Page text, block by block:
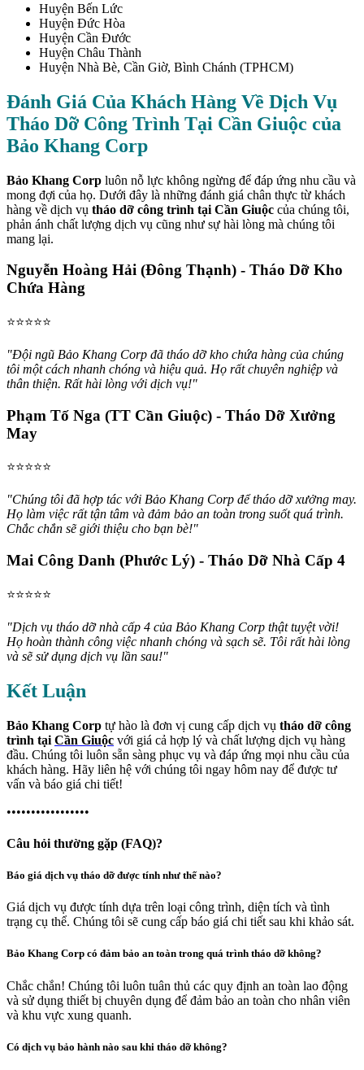
Huyện Bến Lức
Huyện Đức Hòa
Huyện Cần Đước
Huyện Châu Thành
Huyện Nhà Bè, Cần Giờ, Bình Chánh (TPHCM)
Đánh Giá Của Khách Hàng Về Dịch Vụ
Tháo Dỡ Công Trình Tại Cần Giuộc của
Bảo Khang Corp
Bảo Khang Corp luôn nỗ lực không ngừng để đáp ứng nhu cầu và
mong đợi của họ. Dưới đây là những đánh giá chân thực từ khách
hàng về dịch vụ tháo dỡ công trình tại Cần Giuộc của chúng tôi,
phản ánh chất lượng dịch vụ cũng như sự hài lòng mà chúng tôi
mang lại.
Nguyễn Hoàng Hải (Đông Thạnh) - Tháo Dỡ Kho
Chứa Hàng
⭐️⭐️⭐️⭐️⭐️
"Đội ngũ Bảo Khang Corp đã tháo dỡ kho chứa hàng của chúng
tôi một cách nhanh chóng và hiệu quả. Họ rất chuyên nghiệp và
thân thiện. Rất hài lòng với dịch vụ!"
Phạm Tố Nga (TT Cần Giuộc) - Tháo Dỡ Xưởng
May
⭐️⭐️⭐️⭐️⭐️
"Chúng tôi đã hợp tác với Bảo Khang Corp để tháo dỡ xưởng may.
Họ làm việc rất tận tâm và đảm bảo an toàn trong suốt quá trình.
Chắc chắn sẽ giới thiệu cho bạn bè!"
Mai Công Danh (Phước Lý) - Tháo Dỡ Nhà Cấp 4
⭐️⭐️⭐️⭐️⭐️
"Dịch vụ tháo dỡ nhà cấp 4 của Bảo Khang Corp thật tuyệt vời!
Họ hoàn thành công việc nhanh chóng và sạch sẽ. Tôi rất hài lòng
và sẽ sử dụng dịch vụ lần sau!"
Kết Luận
Bảo Khang Corp tự hào là đơn vị cung cấp dịch vụ tháo dỡ công
trình tại Cần Giuộc với giá cả hợp lý và chất lượng dịch vụ hàng
đầu. Chúng tôi luôn sẵn sàng phục vụ và đáp ứng mọi nhu cầu của
khách hàng. Hãy liên hệ với chúng tôi ngay hôm nay để được tư
vấn và báo giá chi tiết!
•••••••••••••••••
Câu hỏi thường gặp (FAQ)?
Báo giá dịch vụ tháo dỡ được tính như thế nào?
Giá dịch vụ được tính dựa trên loại công trình, diện tích và tình
trạng cụ thể. Chúng tôi sẽ cung cấp báo giá chi tiết sau khi khảo sát.
Bảo Khang Corp có đảm bảo an toàn trong quá trình tháo dỡ không?
Chắc chắn! Chúng tôi luôn tuân thủ các quy định an toàn lao động
và sử dụng thiết bị chuyên dụng để đảm bảo an toàn cho nhân viên
và khu vực xung quanh.
Có dịch vụ bảo hành nào sau khi tháo dỡ không?